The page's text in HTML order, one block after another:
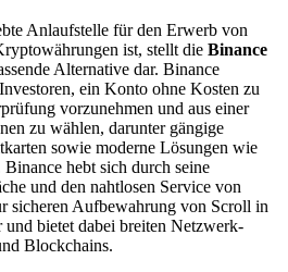
Anlaufstelle für den Erwerb von
ist, stellt die Binance
Alternative dar. Binance
ein Konto ohne Kosten zu
vorzunehmen und aus einer
zu wählen, darunter gängige
sowie moderne Lösungen wie
hebt sich durch seine
und den nahtlosen Service von
sicheren Aufbewahrung von Scroll in
bietet dabei breiten Netzwerk-
Blockchains.